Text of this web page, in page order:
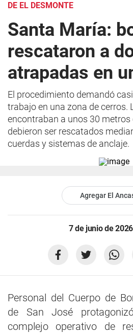
DE EL DESMONTE
Santa María:
rescataron a
atrapadas en
El procedimiento demandó
trabajo en una zona de cerros.
encontraban a unos 30
debieron ser rescatados
cuerdas y sistemas de anclaje.
Agregar El
7 de junio de
Personal del Cuerpo de
de San José
complejo operativo de